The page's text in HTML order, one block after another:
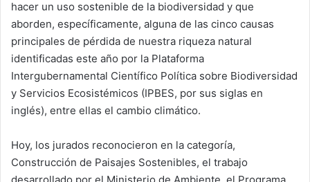
hacer un uso sostenible de la biodiversidad y que
aborden, específicamente, alguna de las cinco causas
principales de pérdida de nuestra riqueza natural
identificadas este año por la Plataforma
Intergubernamental Científico Política sobre Biodiversidad
y Servicios Ecosistémicos (IPBES, por sus siglas en
inglés), entre ellas el cambio climático.
Hoy, los jurados reconocieron en la categoría,
Construcción de Paisajes Sostenibles, el trabajo